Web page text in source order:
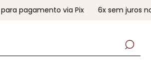
via Pix 6x sem juros no cartão